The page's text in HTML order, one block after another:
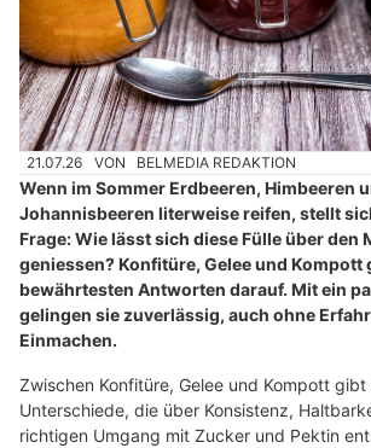
21.07.26 VON BELMEDIA REDAKTION
Wenn im Sommer Erdbeeren, Himbeeren
Johannisbeeren literweise reifen, stellt
Frage: Wie lässt sich diese Fülle über den
geniessen? Konfitüre, Gelee und Kompott
bewährtesten Antworten darauf. Mit ein
gelingen sie zuverlässig, auch ohne
Einmachen.
Zwischen Konfitüre, Gelee und Kompott gibt
Unterschiede, die über Konsistenz,
richtigen Umgang mit Zucker und Pektin